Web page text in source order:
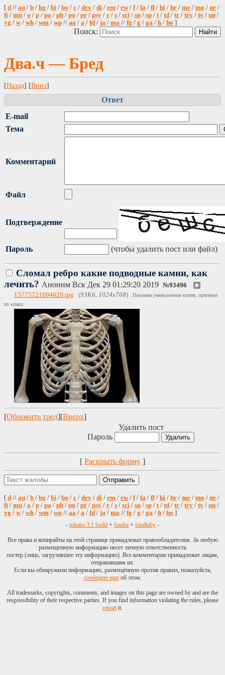
[ d // au / b / bg / bi / bo / c / dev / di / em / ew/ f/ fa / fl / hi / hr / me / mo / ne /
fi / mu / o / p / pa / ph / po / pr / psy / r / s / sci / sn / sp / t/ td / tr / trv / tv / un /
vg / w/ wh / wm / wp // aa / a / fd / ja / ma // fg / g / ga / h / ho ]
Поиск:
Два.ч — Бред
[Назад] [Вниз]
Ответ
E-mail
Тема
Комментарий
Файл
Подтверждение
Пароль (чтобы удалить пост или файл)
Сломал ребро какие подводные камни, как
лечить? Аноним Вск Дек 29 01:29:20 2019 №93496
15775721604620.jpg (93Кб, 1024x768)
Показана уменьшенная копия, оригинал
по клику.
[Обновить тред][Вверх]
Удалить пост
Пароль
[ Раскрыть форму ]
[ d // au / b / bg / bi / bo / c / dev / di / em / ew/ f/ fa / fl / hi / hr / me / mo / ne /
fi / mu / o / p / pa / ph / po / pr / psy / r / s / sci / sn / sp / t/ td / tr / trv / tv / un /
vg / w/ wh / wm / wp // aa / a / fd / ja / ma // fg / g / ga / h / ho ]
- pihaba 3.1 build + futaba + futallaby -
Все права и копирайты на этой странице принадлежат правообладателям. За любую
размещенную информацию несет личную ответственность
постер (лицо, загрузившее эту информацию). Все комментарии принадлежат лицам,
отправившим их.
Если вы обнаружили информацию, размещённую против правил, пожалуйста,
сообщите намоб этом.
All trademarks, copyrights, comments, and images on this page are owned by and are the
responsibility of their respective parties. If you find information violating the rules, please
reportit.